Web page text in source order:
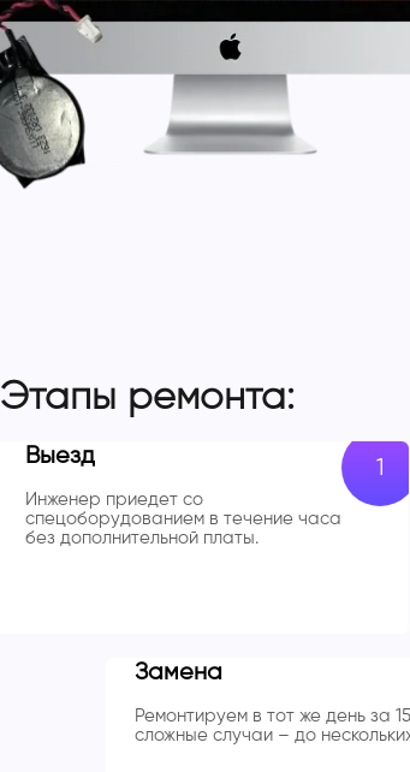
Этапы ремонта:
Выезд
Инженер приедет со
спецоборудованием в течение часа
без дополнительной платы.
Замена
Ремонтируем в тот же день за
сложные случаи – до